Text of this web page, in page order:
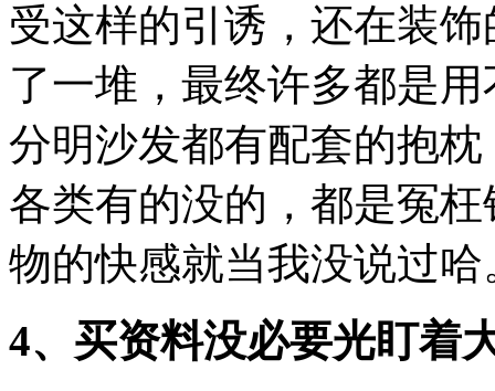
受这样的引诱，还在装
了一堆，最终许多都是
分明沙发都有配套的抱
各类有的没的，都是冤
物的快感就当我没说过哈
4、买资料没必要光盯着